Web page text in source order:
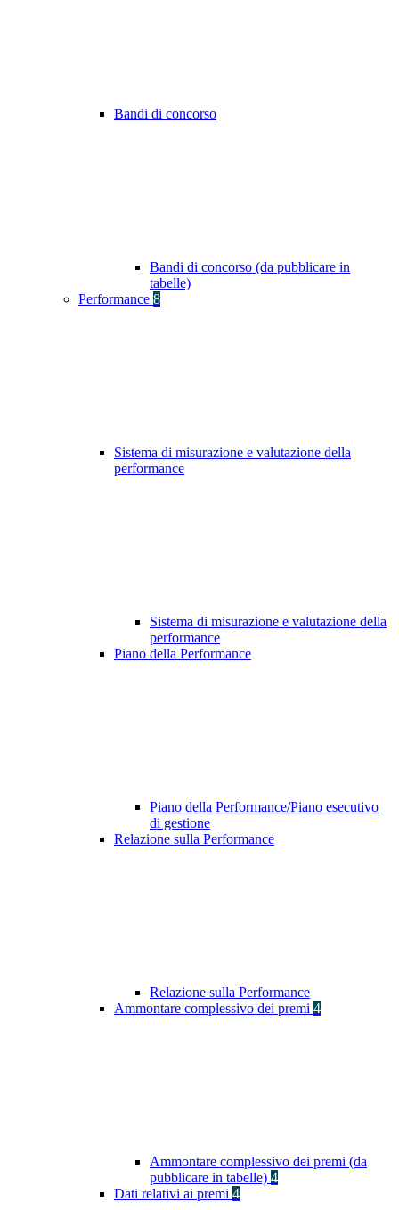
Bandi di concorso
Bandi di concorso (da pubblicare in
tabelle)
Performance 8
Sistema di misurazione e valutazione della
performance
Sistema di misurazione e valutazione della
performance
Piano della Performance
Piano della Performance/Piano esecutivo
di gestione
Relazione sulla Performance
Relazione sulla Performance
Ammontare complessivo dei premi 4
Ammontare complessivo dei premi (da
pubblicare in tabelle) 4
Dati relativi ai premi 4